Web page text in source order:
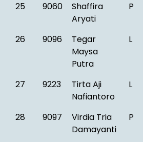
25 9060
Shaffira
Aryati
P
26 9096
Tegar
Maysa
Putra
L
27 9223
Tirta Aji
Nafiantoro
L
28 9097
Virdia Tria
Damayanti
P